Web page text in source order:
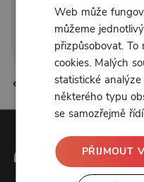
Web může
můžeme
přizpůsobovat. To
cookies. Malých
statistické
některého typu
se samozřejmě
PŘIJMOUT